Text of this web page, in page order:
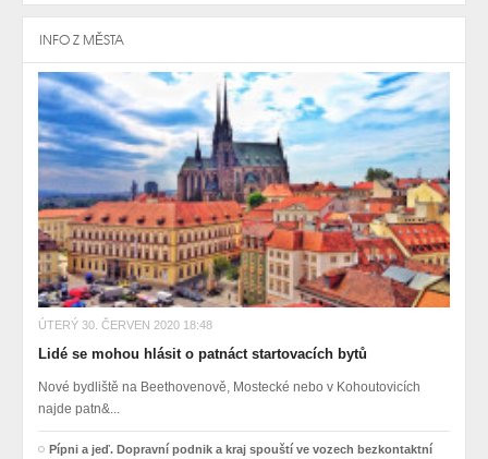
INFO Z MĚSTA
ÚTERÝ 30. ČERVEN 2020 18:48
Lidé se mohou hlásit o patnáct startovacích bytů
Nové bydliště na Beethovenově, Mostecké nebo v Kohoutovicích
najde patn&...
Pípni a jeď. Dopravní podnik a kraj spouští ve vozech bezkontaktní